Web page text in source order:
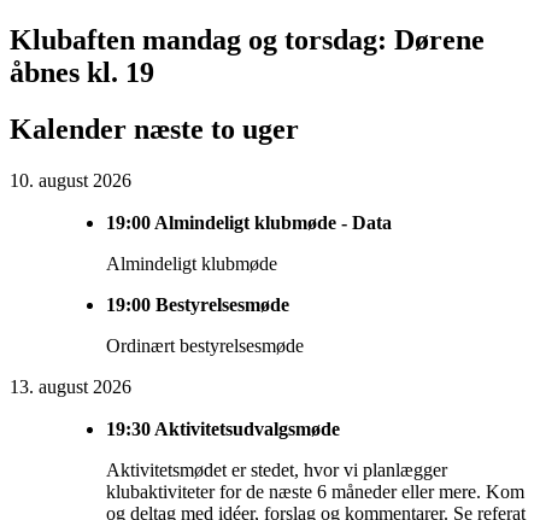
Primary
Sidebar
Area
Klubaften mandag og torsdag: Dørene
åbnes kl. 19
Kalender næste to uger
10. august 2026
19:00 Almindeligt klubmøde - Data
Almindeligt klubmøde
19:00 Bestyrelsesmøde
Ordinært bestyrelsesmøde
13. august 2026
19:30 Aktivitetsudvalgsmøde
Aktivitetsmødet er stedet, hvor vi planlægger
klubaktiviteter for de næste 6 måneder eller mere. Kom
og deltag med idéer, forslag og kommentarer. Se referat